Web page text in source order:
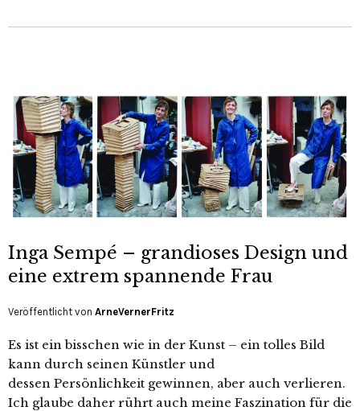
Inga Sempé – grandioses Design und
eine extrem spannende Frau
Veröffentlicht von ArneVernerFritz
Es ist ein bisschen wie in der Kunst – ein tolles Bild
kann durch seinen Künstler und
dessen Persönlichkeit gewinnen, aber auch verlieren.
Ich glaube daher rührt auch meine Faszination für die